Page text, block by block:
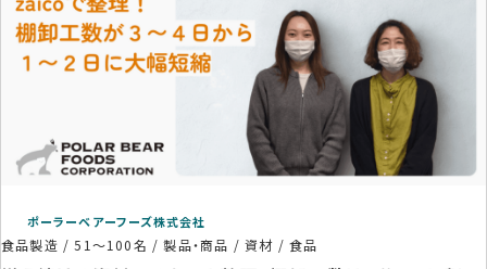
ポーラーベアーフーズ株式会社
食品製造 /51〜100名 /製品・商品 / 資材 / 食品